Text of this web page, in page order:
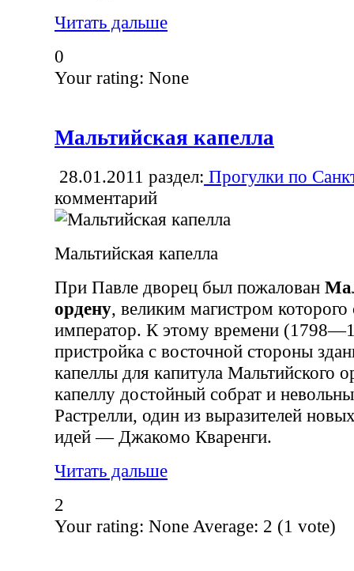
Читать дальше
0
Your rating: None
Мальтийская капелла
28.01.2011 раздел: Прогулки по
комментарий
Мальтийская капелла
При Павле дворец был пожалован
ордену, великим магистром которого
император. К этому времени
пристройка с восточной стороны
капеллы для капитула Мальтийского
капеллу достойный собрат и
Растрелли, один из выразителей
идей — Джакомо Кваренги.
Читать дальше
2
Your rating: NoneAverage: 2 (1 vote)